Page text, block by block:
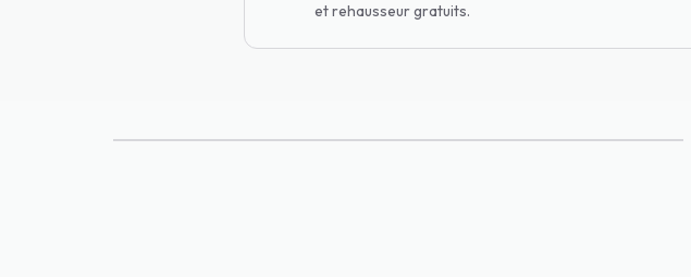
et rehausseur gratuits.